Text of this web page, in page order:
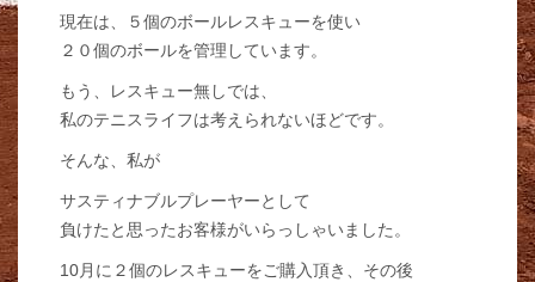
現在は、５個のボールレスキューを使い
２０個のボールを管理しています。
もう、レスキュー無しでは、
私のテニスライフは考えられないほどです。
そんな、私が
サスティナブルプレーヤーとして
負けたと思ったお客様がいらっしゃいました。
10月に２個のレスキューをご購入頂き、その後